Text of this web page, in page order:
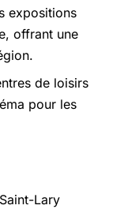
expositions
offrant une
de loisirs
pour les
Lary